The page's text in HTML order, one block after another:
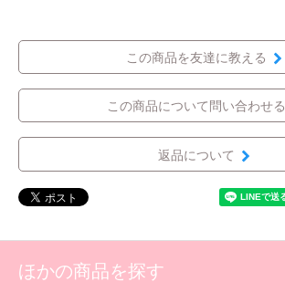
この商品を友達に教える
この商品について問い合わせる
返品について
ほかの商品を探す